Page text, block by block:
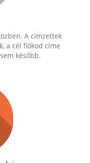
A címzettek
a cél fiókod címe
később.